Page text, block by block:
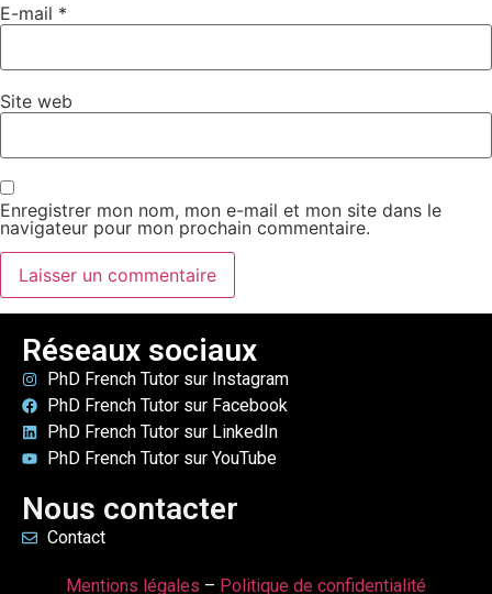
E-mail *
Site web
Enregistrer mon nom, mon e-mail et mon site dans le
navigateur pour mon prochain commentaire.
Réseaux sociaux
PhD French Tutor sur Instagram
PhD French Tutor sur Facebook
PhD French Tutor sur LinkedIn
PhD French Tutor sur YouTube
Nous contacter
Contact
Mentions légales – Politique de confidentialité